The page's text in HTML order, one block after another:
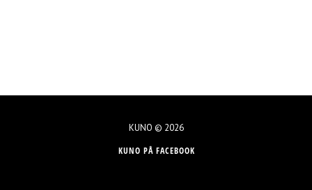
KUNO © 2026
KUNO PÅ FACEBOOK